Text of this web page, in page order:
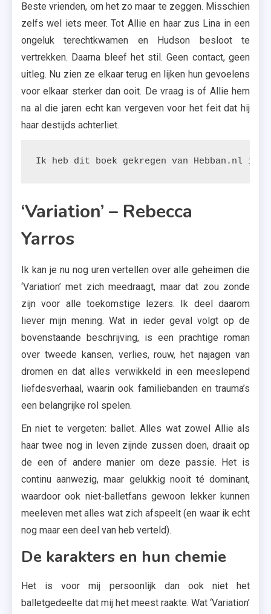
Beste vrienden, om het zo maar te zeggen. Misschien
zelfs wel iets meer. Tot Allie en haar zus Lina in een
ongeluk terechtkwamen en Hudson besloot te
vertrekken. Daarna bleef het stil. Geen contact, geen
uitleg. Nu zien ze elkaar terug en lijken hun gevoelens
voor elkaar sterker dan ooit. De vraag is of Allie hem
na al die jaren echt kan vergeven voor het feit dat hij
haar destijds achterliet.
Ik heb dit boek gekregen van Hebban.nl in
‘Variation’ – Rebecca
Yarros
Ik kan je nu nog uren vertellen over alle geheimen die
‘Variation’ met zich meedraagt, maar dat zou zonde
zijn voor alle toekomstige lezers. Ik deel daarom
liever mijn mening. Wat in ieder geval volgt op de
bovenstaande beschrijving, is een prachtige roman
over tweede kansen, verlies, rouw, het najagen van
dromen en dat alles verwikkeld in een meeslepend
liefdesverhaal, waarin ook familiebanden en trauma’s
een belangrijke rol spelen.
En niet te vergeten: ballet. Alles wat zowel Allie als
haar twee nog in leven zijnde zussen doen, draait op
de een of andere manier om deze passie. Het is
continu aanwezig, maar gelukkig nooit té dominant,
waardoor ook niet-balletfans gewoon lekker kunnen
meeleven met alles wat zich afspeelt (en waar ik echt
nog maar een deel van heb verteld).
De karakters en hun chemie
Het is voor mij persoonlijk dan ook niet het
balletgedeelte dat mij het meest raakte. Wat ‘Variation’